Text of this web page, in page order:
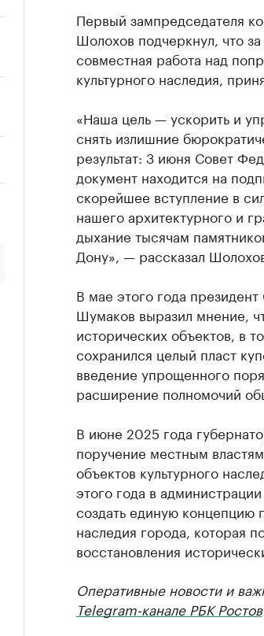
Первый зампредседателя
Шолохов подчеркнул, что
совместная работа над
культурного наследия,
«Наша цель — ускорить и
снять излишние
результат: 3 июня Совет
документ находится на
скорейшее вступление в
нашего архитектурного и
дыхание тысячам
Дону», — рассказал
В мае этого года
Шумаков выразил мнение,
исторических объектов, в
сохранился целый пласт
введение упрощенного
расширение полномочий
В июне 2025 года
поручение местным
объектов культурного
этого года в
создать единую концепцию
наследия города, которая
восстановления
Оперативные новости и
Telegram-канале РБК Ростов